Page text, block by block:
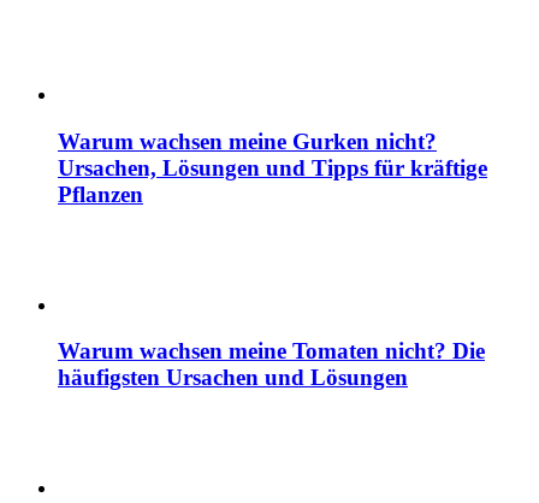
Warum wachsen meine Gurken nicht?
Ursachen, Lösungen und Tipps für kräftige
Pflanzen
Warum wachsen meine Tomaten nicht? Die
häufigsten Ursachen und Lösungen